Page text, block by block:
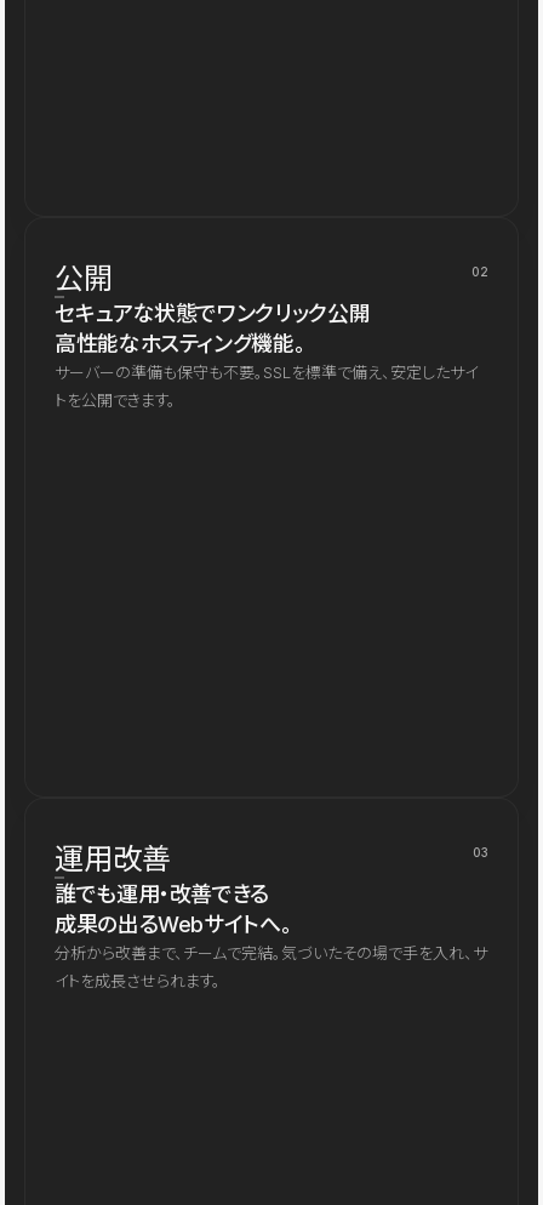
公開 02
セキュアな状態でワンクリック公開
高性能なホスティング機能。
サーバーの準備も保守も不要。SSLを標準で備え、安定したサイ
トを公開できます。
運用改善 03
誰でも運用・改善できる
成果の出るWebサイトへ。
分析から改善まで、チームで完結。気づいたその場で手を入れ、サ
イトを成長させられます。